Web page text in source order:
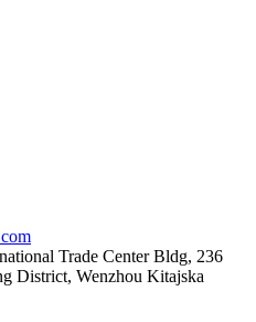
Trade Center Bldg, 236
District, Wenzhou Kitajska